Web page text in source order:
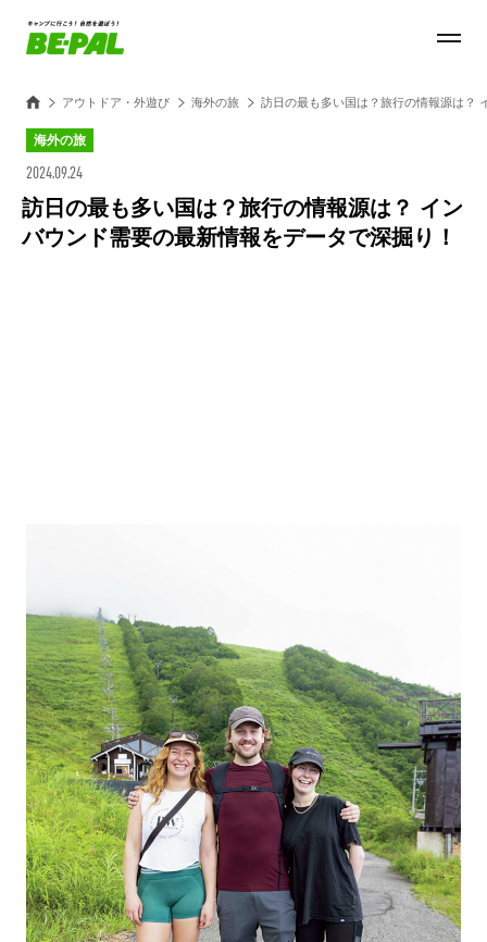
アウトドア・外遊び 海外の旅 訪日の最も多い国は？旅行の情報源は？
海外の旅
2024.09.24
訪日の最も多い国は？旅行の情報源は？ イン
バウンド需要の最新情報をデータで深掘り！